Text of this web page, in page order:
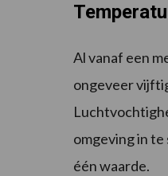
Al vanaf een
ongeveer
omgeving in
één waarde.